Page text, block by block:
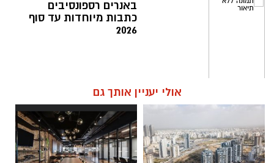
באנרים רספונסיבים
כתבות מיוחדות עד סוף
2026
אולי יעניין אותך גם